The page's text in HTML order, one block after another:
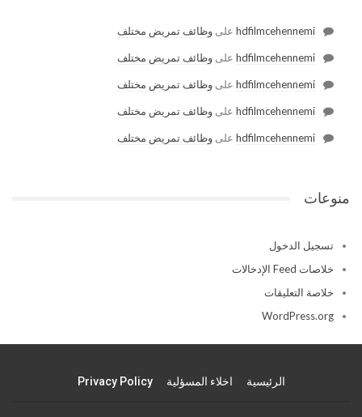
hdfilmcehennemi على وظائف تمريض مختلف
hdfilmcehennemi على وظائف تمريض مختلف
hdfilmcehennemi على وظائف تمريض مختلف
hdfilmcehennemi على وظائف تمريض مختلف
hdfilmcehennemi على وظائف تمريض مختلف
منوعات
تسجيل الدخول
خلاصات Feed الإدخالات
خلاصة التعليقات
WordPress.org
الرئيسية اخلاء المسؤلية Privacy Policy